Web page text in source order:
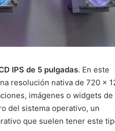
IPS de 5 pulgadas. En este
resolución nativa de 720 x
imágenes o widgets de
del sistema operativo, un
que suelen tener este